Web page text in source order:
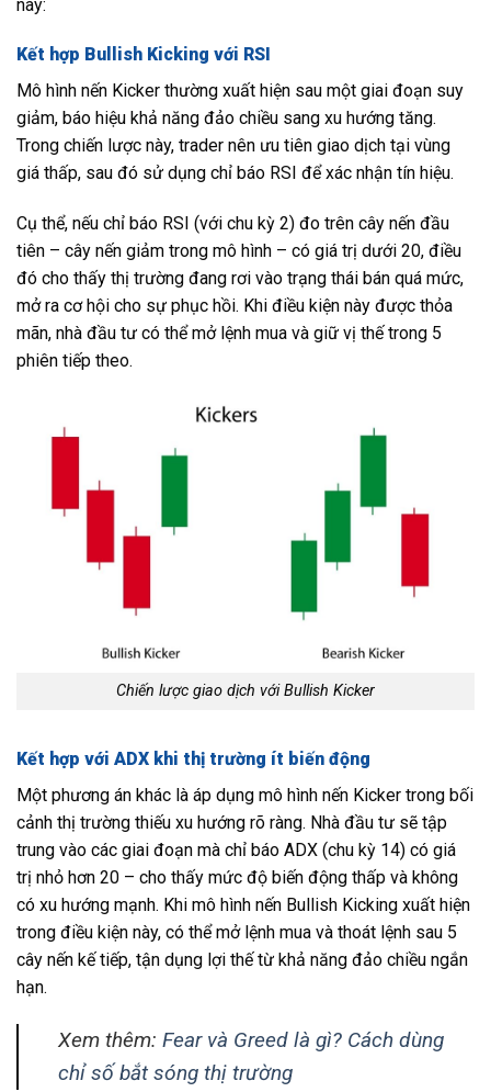
này:
Kết hợp Bullish Kicking với RSI
Mô hình nến Kicker thường xuất hiện sau một giai đoạn suy
giảm, báo hiệu khả năng đảo chiều sang xu hướng tăng.
Trong chiến lược này, trader nên ưu tiên giao dịch tại vùng
giá thấp, sau đó sử dụng chỉ báo RSI để xác nhận tín hiệu.
Cụ thể, nếu chỉ báo RSI (với chu kỳ 2) đo trên cây nến đầu
tiên – cây nến giảm trong mô hình – có giá trị dưới 20, điều
đó cho thấy thị trường đang rơi vào trạng thái bán quá mức,
mở ra cơ hội cho sự phục hồi. Khi điều kiện này được thỏa
mãn, nhà đầu tư có thể mở lệnh mua và giữ vị thế trong 5
phiên tiếp theo.
Chiến lược giao dịch với Bullish Kicker
Kết hợp với ADX khi thị trường ít biến động
Một phương án khác là áp dụng mô hình nến Kicker trong bối
cảnh thị trường thiếu xu hướng rõ ràng. Nhà đầu tư sẽ tập
trung vào các giai đoạn mà chỉ báo ADX (chu kỳ 14) có giá
trị nhỏ hơn 20 – cho thấy mức độ biến động thấp và không
có xu hướng mạnh. Khi mô hình nến Bullish Kicking xuất hiện
trong điều kiện này, có thể mở lệnh mua và thoát lệnh sau 5
cây nến kế tiếp, tận dụng lợi thế từ khả năng đảo chiều ngắn
hạn.
Xem thêm: Fear và Greed là gì? Cách dùng
chỉ số bắt sóng thị trường